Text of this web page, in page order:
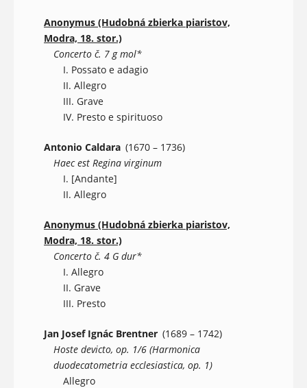
Anonymus (Hudobná zbierka piaristov,
Modra, 18. stor.)
Concerto č. 7 g mol*
I. Possato e adagio
II. Allegro
III. Grave
IV. Presto e spirituoso
Antonio Caldara (1670 – 1736)
Haec est Regina virginum
I. [Andante]
II. Allegro
Anonymus (Hudobná zbierka piaristov,
Modra, 18. stor.)
Concerto č. 4 G dur*
I. Allegro
II. Grave
III. Presto
Jan Josef Ignác Brentner (1689 – 1742)
Hoste devicto, op. 1/6 (Harmonica
duodecatometria ecclesiastica, op. 1)
Allegro